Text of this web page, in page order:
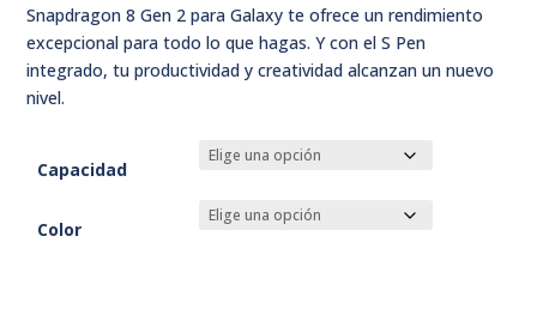
Snapdragon 8 Gen 2 para Galaxy te ofrece un rendimiento
excepcional para todo lo que hagas. Y con el S Pen
integrado, tu productividad y creatividad alcanzan un nuevo
nivel.
Capacidad
Color